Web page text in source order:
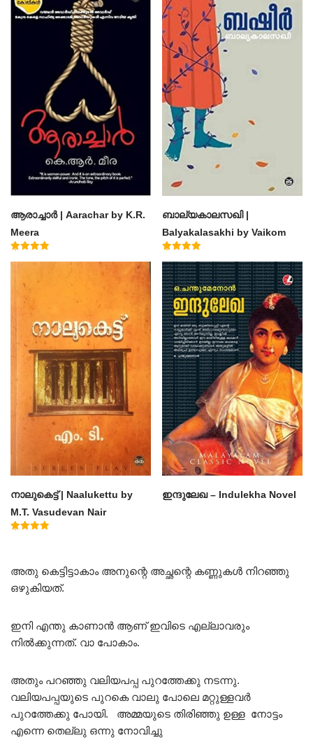
ആരാച്ചാര്‍ | Aarachar by K.R.
Meera
ബാല്യകാലസഖി |
Balyakalasakhi by Vaikom
Muhammad Basheer
4.60
out of 5
നാലുകെട്ട് | Naalukettu by
M.T. Vasudevan Nair
ഇന്ദുലേഖ – Indulekha Novel
അതു കെട്ടിട്ടാകാം അനുന്റെ അച്ഛന്റെ കണ്ണുകൾ നിറഞ്ഞു
ഒഴുകിയത്.
ഇനി എന്തു കാണാൻ ആണ് ഇവിടെ എല്ലാവരും
നിൽക്കുന്നത്. വാ പോകാം.
അതും പറഞ്ഞു വലിയപപ്പ പുറത്തേക്കു നടന്നു.
വലിയപപ്പയുടെ പുറകെ വാലു പോലെ മറ്റുള്ളവർ
പുറത്തേക്കു പോയി. അമ്മയുടെ തിരിഞ്ഞു ഉള്ള നോട്ടം
എന്നെ തെല്ലു ഒന്നു നോവിച്ചു